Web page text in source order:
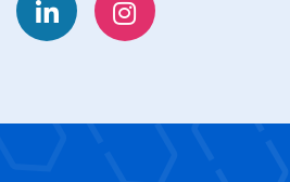
LinkedInInstagram